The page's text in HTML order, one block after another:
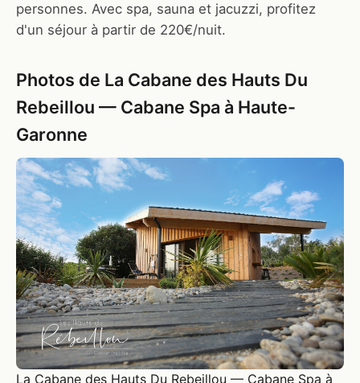
personnes. Avec spa, sauna et jacuzzi, profitez
d'un séjour à partir de 220€/nuit.
Photos de La Cabane des Hauts Du
Rebeillou — Cabane Spa à Haute-
Garonne
La Cabane des Hauts Du Rebeillou — Cabane Spa à